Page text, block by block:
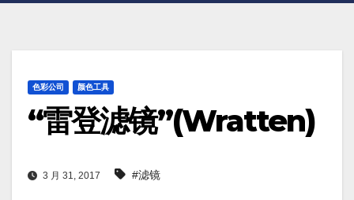
色彩公司 颜色工具
“雷登滤镜”(Wratten)
3 月 31, 2017 #滤镜